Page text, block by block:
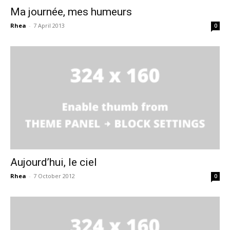
Ma journée, mes humeurs
Rhea - 7 April 2013 0
Aujourd’hui, le ciel
Rhea - 7 October 2012 0